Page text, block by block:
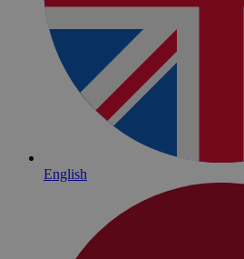
English